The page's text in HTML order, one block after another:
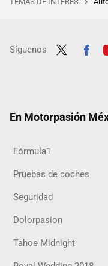
Síguenos
En Motorpasión
Fórmula1
Pruebas de coches
Seguridad
Dolorpasion
Tahoe Midnight